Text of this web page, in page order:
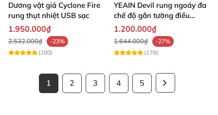
Dương vật giả Cyclone Fire
rung thụt nhiệt USB sạc
1.950.000₫
2.532.000₫
-23%
(180)
YEAIN Devil rung ngoáy đa
chế độ gắn tường điều
khiển từ xa tiện lợi
1.200.000₫
1.644.000₫
-27%
(178)
1 2 3 4 5